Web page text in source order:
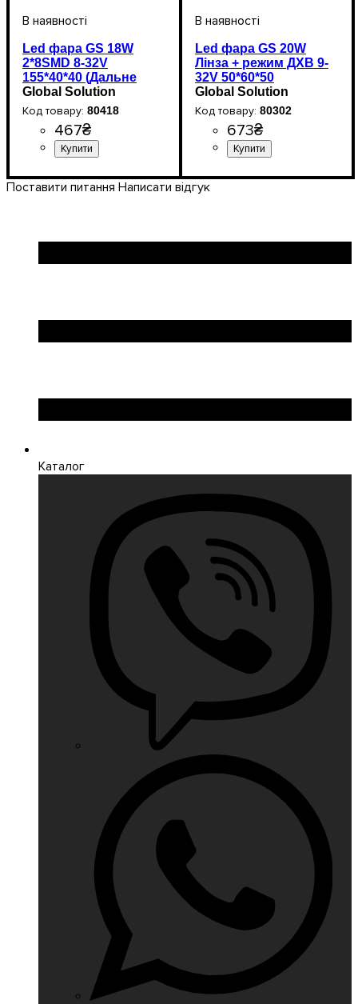
Led фара GS 18W
2*8SMD 8-32V
155*40*40 (Дальне
світло)
Global Solution
80418
467₴
SMD
SMD
5000 К
Led фара GS 20W
Лінза + режим ДХВ 9-
32V 50*60*50
Global Solution
80302
673₴
5500K
Поставити питання Написати відгук
Каталог